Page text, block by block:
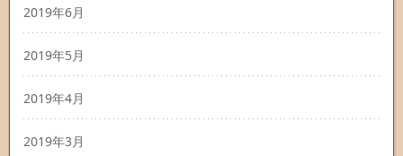
2019年6月
2019年5月
2019年4月
2019年3月